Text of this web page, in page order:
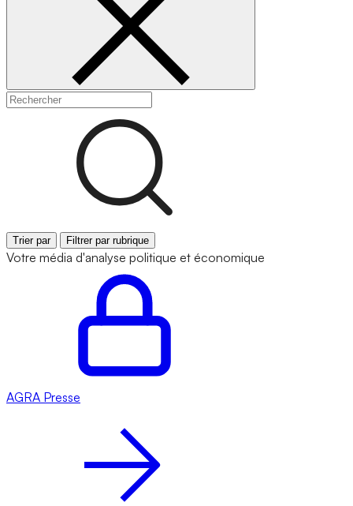
Trier par Filtrer par rubrique
Votre média d'analyse politique et économique
AGRA Presse